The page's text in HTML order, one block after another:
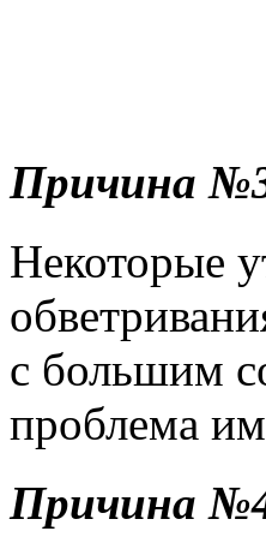
Причина
Некоторые
с большим
проблема
Причина